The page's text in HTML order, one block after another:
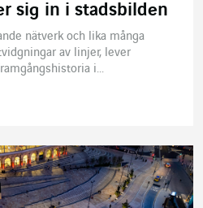
sig in i stadsbilden
nätverk och lika många
av linjer, lever
i...